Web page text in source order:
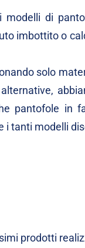
di
imbottito o
solo
pantofole in
tanti modelli
prodotti